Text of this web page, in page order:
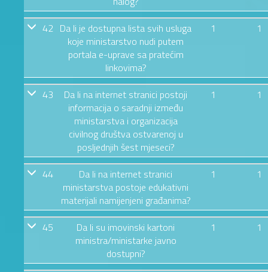
42 Da li je dostupna lista svih usluga
koje ministarstvo nudi putem
portala e-uprave sa pratećim
linkovima?
1 1
43
Da li na internet stranici postoji
informacija o saradnji između
ministarstva i organizacija
civilnog društva ostvarenoj u
posljednjih šest mjeseci?
1 1
44
Da li na internet stranici
ministarstva postoje edukativni
materijali namijenjeni građanima?
1 1
45
Da li su imovinski kartoni
ministra/ministarke javno
dostupni?
1 1